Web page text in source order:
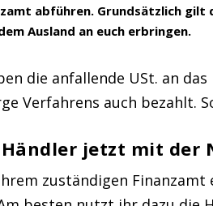
abführen. Grundsätzlich
Ausland an euch erbringen.
die anfallende USt. an
Verfahrens auch bezahlt.
jetzt mit der
zuständigen Finanzamt